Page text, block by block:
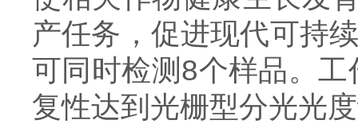
产任务，促进现代可持
可同时检测8个样品。
复性达到光栅型分光光